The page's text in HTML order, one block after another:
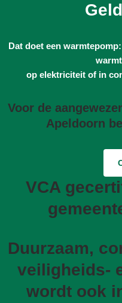
Dat doet een
op elektriciteit of in
Voor de
Apeldoorn
VCA
Duurzaam,
veiligheids-
wordt ook